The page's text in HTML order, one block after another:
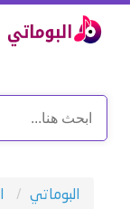
البوماتي